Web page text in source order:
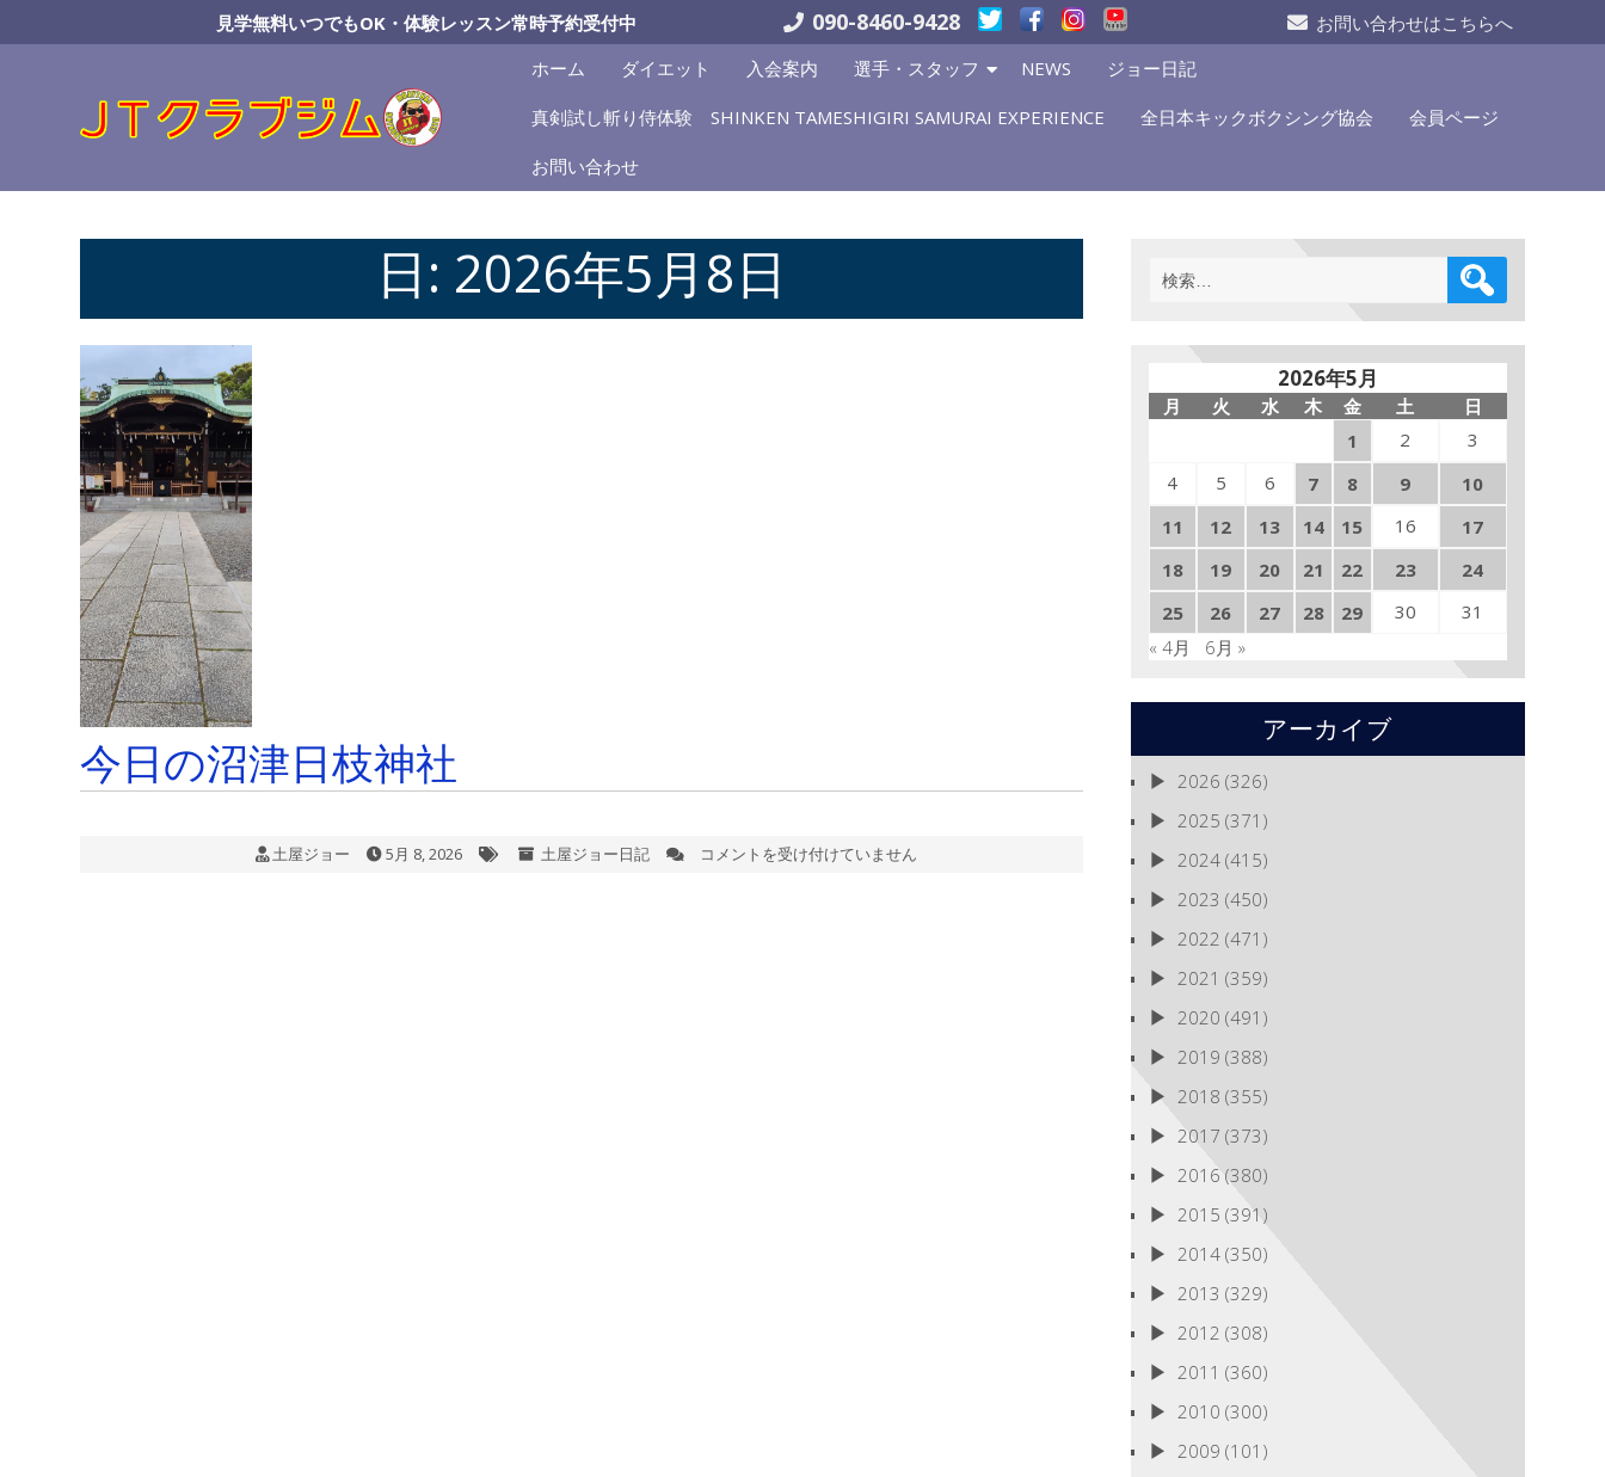
to
見学無料いつでもOK・体験レッスン常時予約受付中 090-8460-9428
お問い合わせはこちらへ
ホーム
ダイエット 入会案内 選手・スタッフ NEWS ジョー日記
真剣試し斬り侍体験 SHINKEN TAMESHIGIRI SAMURAI EXPERIENCE 全日本キックボクシング協会 会員ページ
お問い合わせ
日: 2026年5月8日
今日の沼津日枝神社
土屋ジョー 5月 8, 2026 土屋ジョー日記
今
コメントを受け付けていません
検
索:
2026年5月
月 火 水 木 金 土
日
1
2
3
4
5 6 7 8 9
10
11
12 13 14 15 16
17
18
19 20 21 22 23
24
25
26 27 28 29 30
31
« 4月
6月 »
アーカイブ
2026 (326)
2025 (371)
2024(415)
2023 (450)
2022 (471)
2021 (359)
2020 (491)
2019 (388)
2018 (355)
2017 (373)
2016 (380)
2015 (391)
2014(350)
2013 (329)
2012 (308)
2011 (360)
2010 (300)
2009 (101)